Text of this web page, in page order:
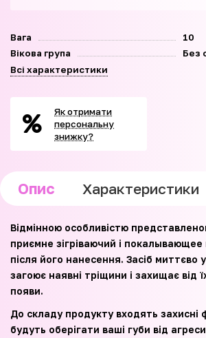
Вага
10
Вікова група
Без
Всі характеристики
Як отримати
персональну
знижку?
Опис Характеристики
Відмінною особливістю
приємне зігріваючий і покалывающее
після його нанесення. Засіб миттєво
загоює наявні тріщини і захищає від
появи.
До складу продукту входять захисні
будуть оберігати ваші губи від